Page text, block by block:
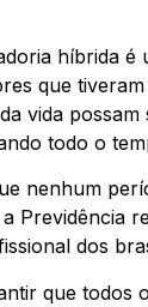
híbrida é
que
vida possam
todo o
nenhum
Previdência
dos
que todos